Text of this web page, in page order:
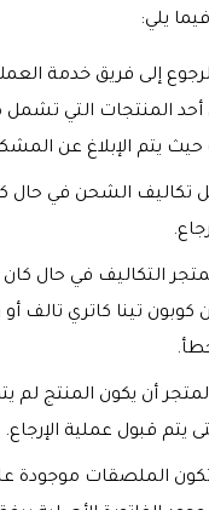
يلي:
إلى فريق خدمة
المنتجات التي تشمل
حيث يتم الإبلاغ عن
تكاليف الشحن في حال
التكاليف في حال كان
تينا كاتري تالف
أن يكون المنتج لم
يتم قبول عملية الإرجاع.
الملصقات موجودة